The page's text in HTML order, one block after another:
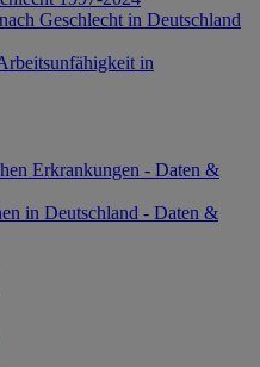
Geschlecht in Deutschland
in
Erkrankungen - Daten &
in Deutschland - Daten &